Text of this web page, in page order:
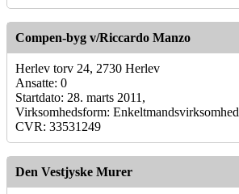
Compen-byg v/Riccardo Manzo
Herlev torv 24, 2730 Herlev
Ansatte: 0
Startdato: 28. marts 2011,
Virksomhedsform: Enkeltmandsvirksomhed
CVR: 33531249
Den Vestjyske Murer